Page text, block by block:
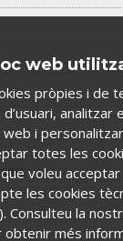
web
pròpies i de
d’usuari,
web i
totes les
voleu
les cookies
Consulteu la
obtenir més